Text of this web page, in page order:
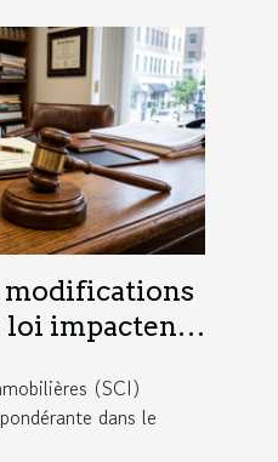
modifications
loi impactent-
SCI ?
(SCI)
dans le